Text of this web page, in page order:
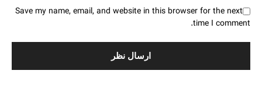
Save my name, email, and website in this browser for the next
time I comment.